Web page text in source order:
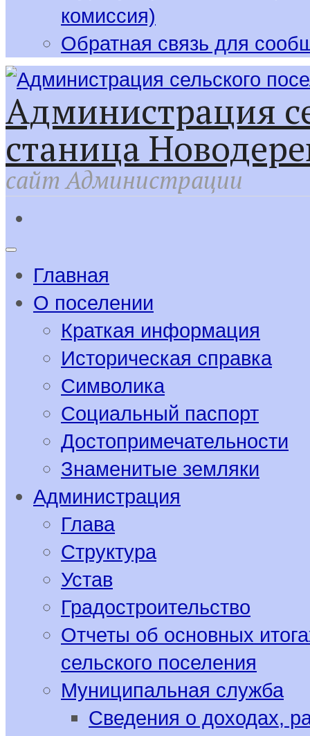
комиссия)
Обратная связь для
Администрация
станица
сайт Администрации
Главная
О поселении
Краткая информация
Историческая справка
Символика
Социальный паспорт
Достопримечательности
Знаменитые земляки
Администрация
Глава
Структура
Устав
Градостроительство
Отчеты об основных
сельского поселения
Муниципальная служба
Сведения о доходах,